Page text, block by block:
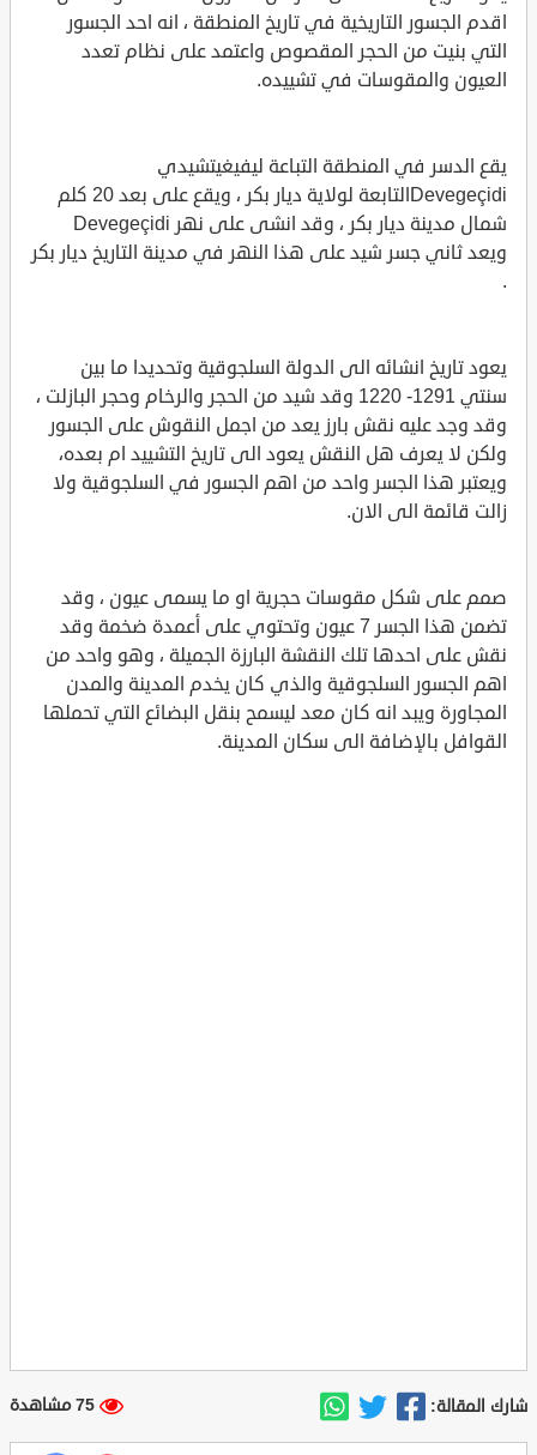
اقدم الجسور التاريخية في تاريخ المنطقة ، انه احد الجسور
التي بنيت من الحجر المقصوص واعتمد على نظام تعدد
العيون والمقوسات في تشييده.
يقع الدسر في المنطقة التباعة ليفيغيتشيدي
Devegeçidiالتابعة لولاية ديار بكر ، ويقع على بعد 20 كلم
شمال مدينة ديار بكر ، وقد انشى على نهر Devegeçidi
ويعد ثاني جسر شيد على هذا النهر في مدينة التاريخ ديار بكر
.
يعود تاريخ انشائه الى الدولة السلجوقية وتحديدا ما بين
سنتي 1291- 1220 وقد شيد من الحجر والرخام وحجر البازلت ،
وقد وجد عليه نقش بارز يعد من اجمل النقوش على الجسور
ولكن لا يعرف هل النقش يعود الى تاريخ التشييد ام بعده،
ويعتبر هذا الجسر واحد من اهم الجسور في السلجوقية ولا
زالت قائمة الى الان.
صمم على شكل مقوسات حجرية او ما يسمى عيون ، وقد
تضمن هذا الجسر 7 عيون وتحتوي على أعمدة ضخمة وقد
نقش على احدها تلك النقشة البارزة الجميلة ، وهو واحد من
اهم الجسور السلجوقية والذي كان يخدم المدينة والمدن
المجاورة ويبد انه كان معد ليسمح بنقل البضائع التي تحملها
القوافل بالإضافة الى سكان المدينة.
شارك المقالة: 75 مشاهدة